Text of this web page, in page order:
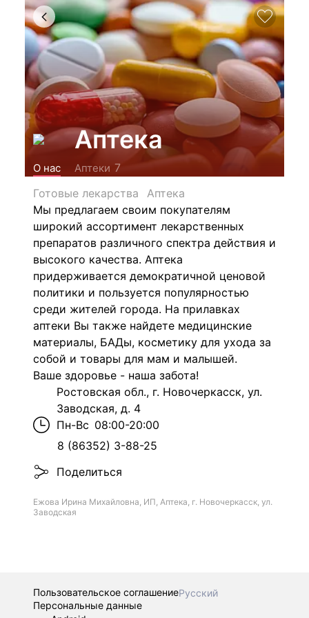
Аптека
О нас Аптеки 7
Готовые лекарства
Аптека
Мы предлагаем своим покупателям
широкий ассортимент лекарственных
препаратов различного спектра действия и
высокого качества. Аптека
придерживается демократичной ценовой
политики и пользуется популярностью
среди жителей города. На прилавках
аптеки Вы также найдете медицинские
материалы, БАДы, косметику для ухода за
собой и товары для мам и малышей.
Ваше здоровье - наша забота!
Ростовская обл., г. Новочеркасск, ул.
Заводская, д. 4
Пн-Вс 08:00-20:00
8 (86352) 3-88-25
Поделиться
Ежова Ирина Михайловна, ИП, Аптека, г. Новочеркасск, ул.
Заводская
Пользовательское соглашениеРусский
Персональные данные